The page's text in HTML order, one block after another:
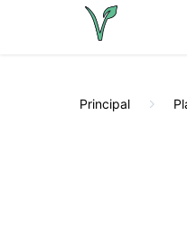
Principal